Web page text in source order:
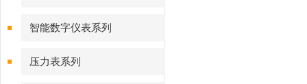
智能数字仪表系列
压力表系列